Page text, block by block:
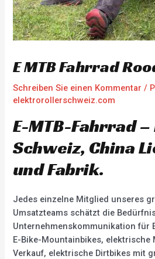
E MTB Fahrrad
Schreiben Sie einen Kommentar /
elektrorollerschweiz.com
E-MTB-Fahrrad
Schweiz, China
und Fabrik.
Jedes einzelne Mitglied unseres
Umsatzteams schätzt die
Unternehmenskommunikation für
E-Bike-Mountainbikes, elektrische
Verkauf, elektrische Dirtbikes mit